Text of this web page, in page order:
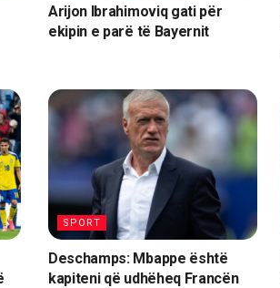
Arijon Ibrahimoviq gati për
ekipin e parë të Bayernit
SPORT
Deschamps: Mbappe është
kapiteni që udhëheq Francën